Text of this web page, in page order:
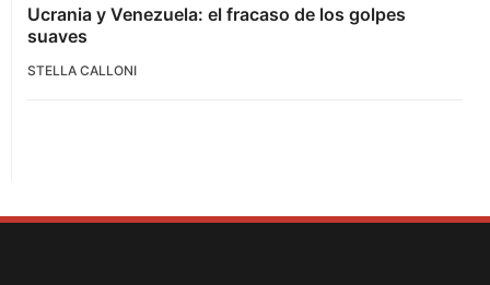
Ucrania y Venezuela: el fracaso de los golpes
suaves
STELLA CALLONI